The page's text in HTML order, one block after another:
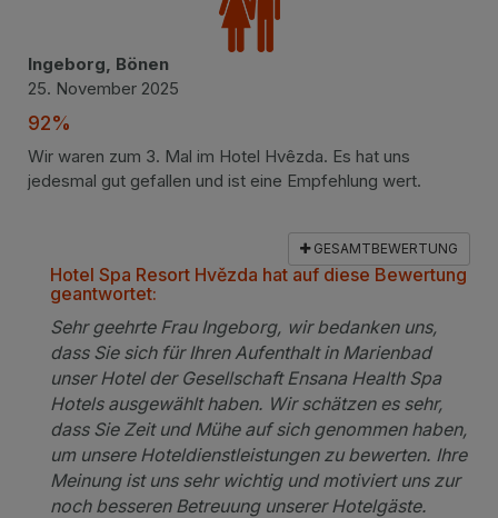
Ingeborg, Bönen
25. November 2025
92%
Wir waren zum 3. Mal im Hotel Hvêzda. Es hat uns
jedesmal gut gefallen und ist eine Empfehlung wert.
GESAMTBEWERTUNG
Hotel Spa Resort Hvězda hat auf diese Bewertung
geantwortet:
Sehr geehrte Frau Ingeborg, wir bedanken uns,
dass Sie sich für Ihren Aufenthalt in Marienbad
unser Hotel der Gesellschaft Ensana Health Spa
Hotels ausgewählt haben. Wir schätzen es sehr,
dass Sie Zeit und Mühe auf sich genommen haben,
um unsere Hoteldienstleistungen zu bewerten. Ihre
Meinung ist uns sehr wichtig und motiviert uns zur
noch besseren Betreuung unserer Hotelgäste.